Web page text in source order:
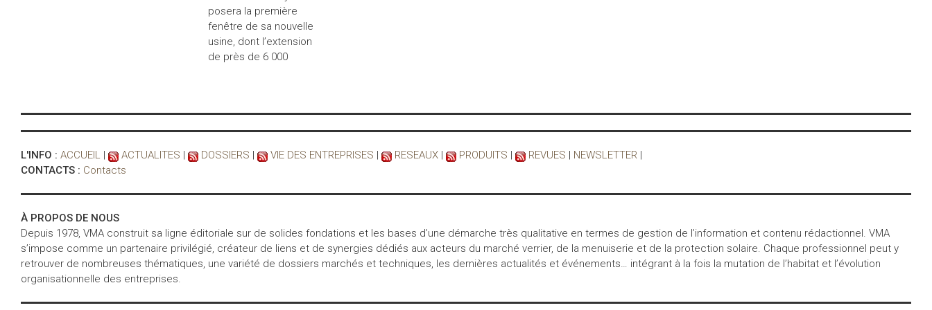
posera la première
fenêtre de sa nouvelle
usine, dont l’extension
de près de 6 000
L'INFO : ACCUEIL | ACTUALITES | DOSSIERS | VIE DES ENTREPRISES | RESEAUX | PRODUITS | REVUES | NEWSLETTER |
CONTACTS : Contacts
À PROPOS DE NOUS
Depuis 1978, VMA construit sa ligne éditoriale sur de solides fondations et les bases d’une démarche très qualitative en termes de gestion de l’information et contenu rédactionnel. VMA
s’impose comme un partenaire privilégié, créateur de liens et de synergies dédiés aux acteurs du marché verrier, de la menuiserie et de la protection solaire. Chaque professionnel peut y
retrouver de nombreuses thématiques, une variété de dossiers marchés et techniques, les dernières actualités et événements… intégrant à la fois la mutation de l’habitat et l’évolution
organisationnelle des entreprises.